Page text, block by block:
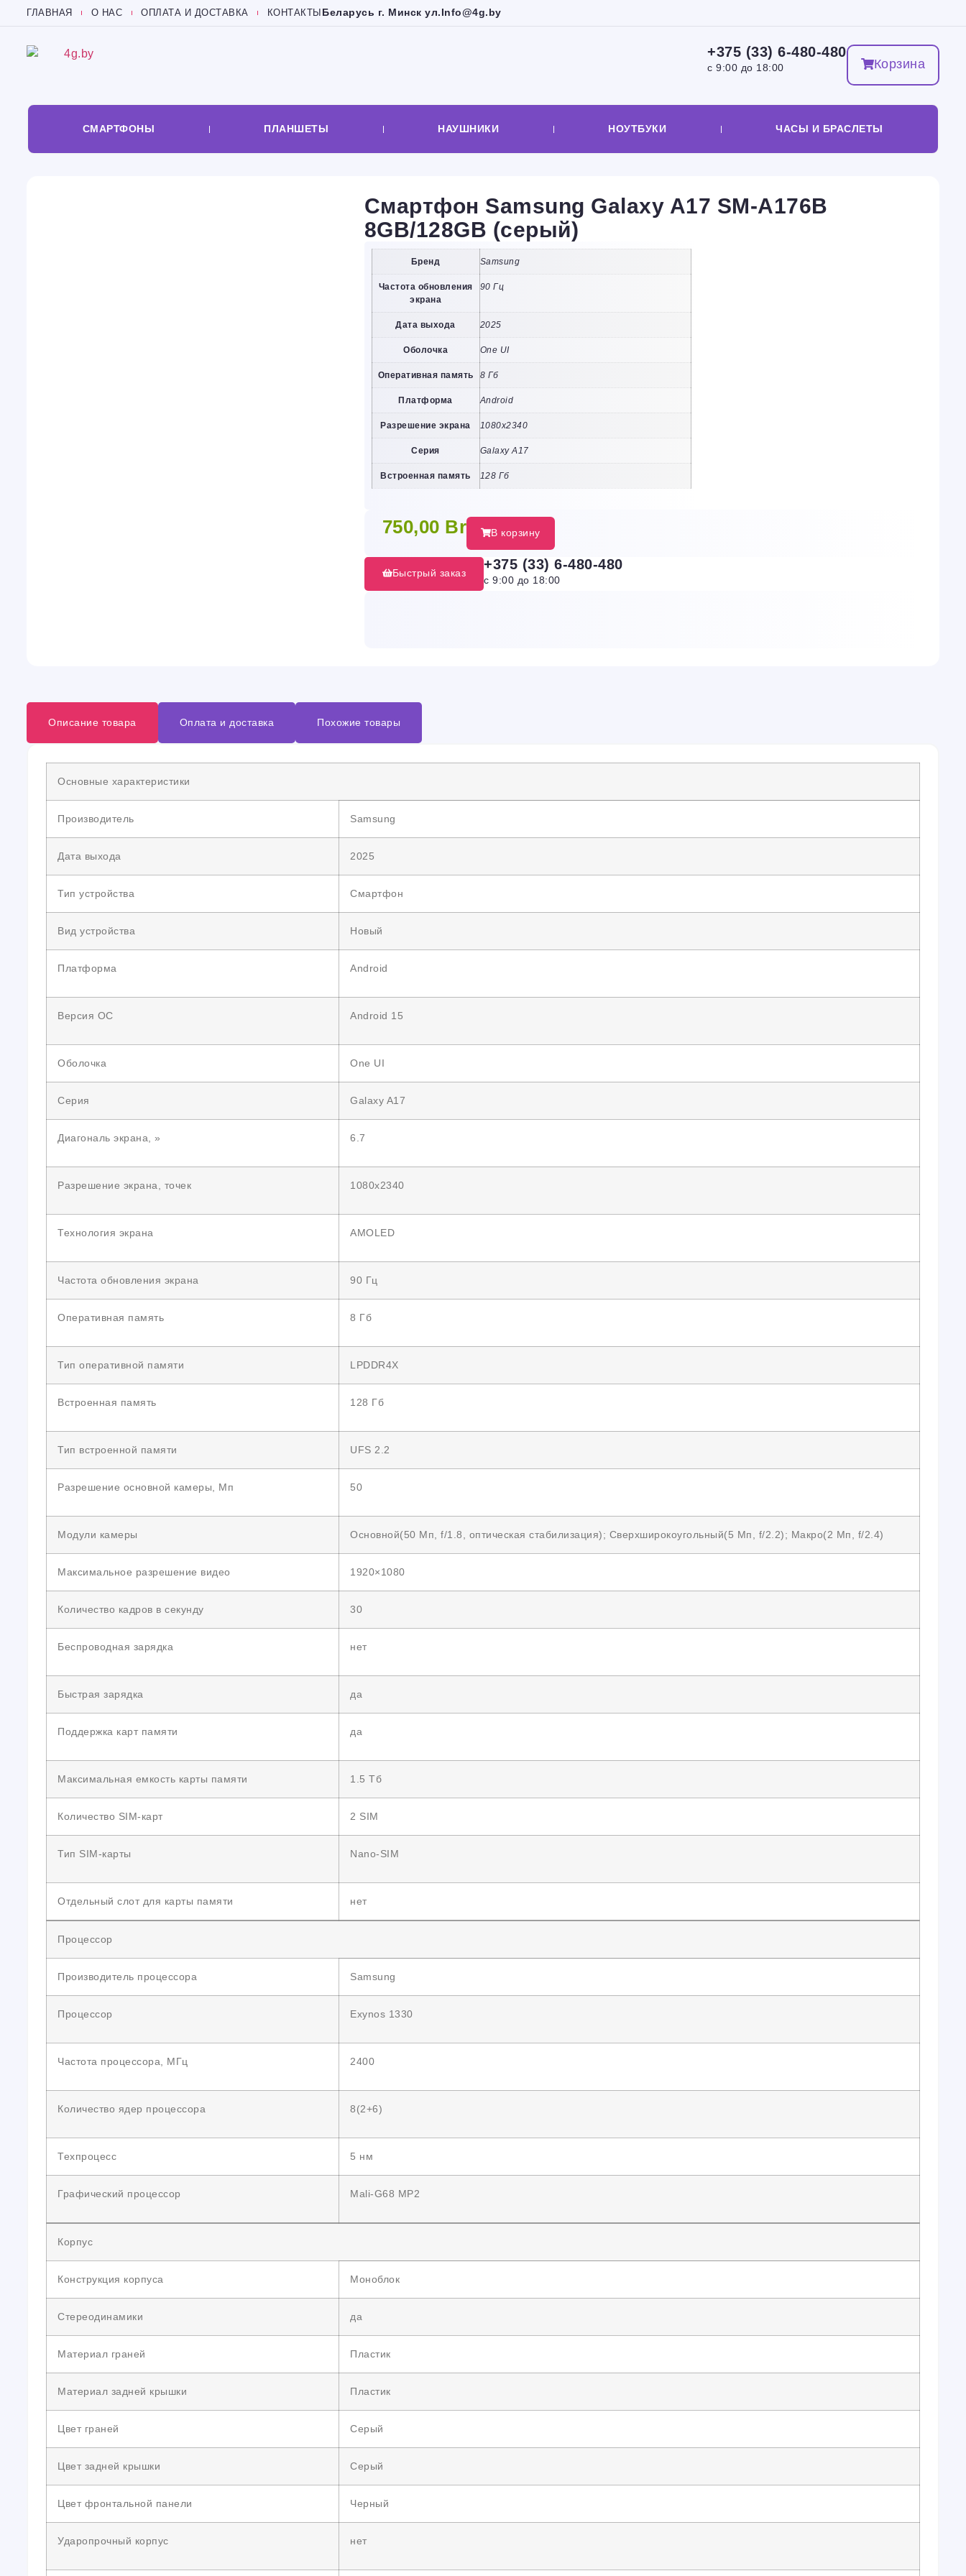
ГЛАВНАЯ О НАС ОПЛАТА И ДОСТАВКА КОНТАКТЫ Беларусь г. Минск ул.Info@4g.by
+375 (33) 6-480-480
с 9:00 до 18:00 Корзина
СМАРТФОНЫ ПЛАНШЕТЫ НАУШНИКИ НОУТБУКИ ЧАСЫ И БРАСЛЕТЫ
Смартфон Samsung Galaxy A17 SM-A176B
8GB/128GB (серый)
Бренд Samsung
Частота обновления
экрана
90 Гц
Дата выхода 2025
Оболочка One UI
Оперативная память 8 Гб
Платформа Android
Разрешение экрана 1080х2340
Серия Galaxy A17
Встроенная память 128 Гб
750,00 Br В корзину
Быстрый заказ
+375 (33) 6-480-480
с 9:00 до 18:00
Описание товара Оплата и доставка Похожие товары
Основные характеристики
Производитель Samsung
Дата выхода 2025
Тип устройства Смартфон
Вид устройства Новый
Платформа Android
Версия ОС Android 15
Оболочка One UI
Серия Galaxy A17
Диагональ экрана, » 6.7
Разрешение экрана, точек 1080х2340
Технология экрана AMOLED
Частота обновления экрана 90 Гц
Оперативная память 8 Гб
Тип оперативной памяти LPDDR4X
Встроенная память 128 Гб
Тип встроенной памяти UFS 2.2
Разрешение основной камеры, Мп 50
Модули камеры Основной(50 Мп, f/1.8, оптическая стабилизация); Сверхширокоугольный(5 Мп, f/2.2); Макро(2 Мп, f/2.4)
Максимальное разрешение видео 1920×1080
Количество кадров в секунду 30
Беспроводная зарядка нет
Быстрая зарядка да
Поддержка карт памяти да
Максимальная емкость карты памяти 1.5 Тб
Количество SIM-карт 2 SIM
Тип SIM-карты Nano-SIM
Отдельный слот для карты памяти нет
Процессор
Производитель процессора Samsung
Процессор Exynos 1330
Частота процессора, МГц 2400
Количество ядер процессора 8(2+6)
Техпроцесс 5 нм
Графический процессор Mali-G68 MP2
Корпус
Конструкция корпуса Моноблок
Стереодинамики да
Материал граней Пластик
Материал задней крышки Пластик
Цвет граней Серый
Цвет задней крышки Серый
Цвет фронтальной панели Черный
Ударопрочный корпус нет